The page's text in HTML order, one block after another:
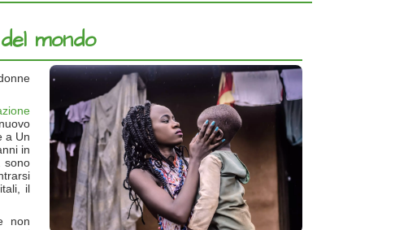
mondo
a Un
in
sono
il
non